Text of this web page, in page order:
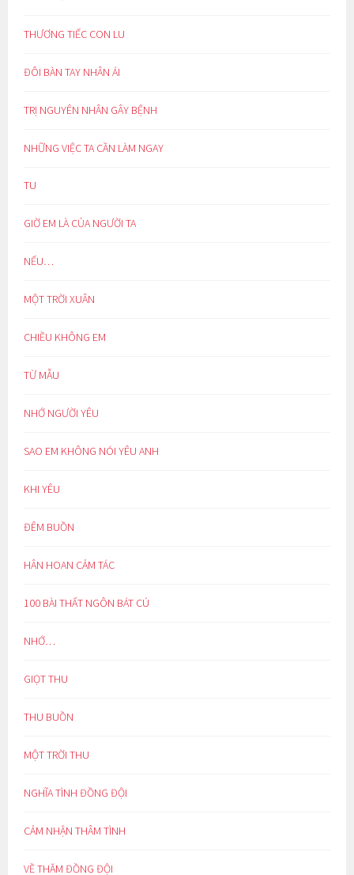
THƯƠNG TIẾC CON LU
ĐÔI BÀN TAY NHÂN ÁI
TRỊ NGUYÊN NHÂN GÂY BỆNH
NHỮNG VIỆC TA CẦN LÀM NGAY
TU
GIỜ EM LÀ CỦA NGƯỜI TA
NẾU…
MỘT TRỜI XUÂN
CHIỀU KHÔNG EM
TỪ MẪU
NHỚ NGƯỜI YÊU
SAO EM KHÔNG NÓI YÊU ANH
KHI YÊU
ĐÊM BUỒN
HÂN HOAN CẢM TÁC
100 BÀI THẤT NGÔN BÁT CÚ
NHỚ…
GIỌT THU
THU BUỒN
MỘT TRỜI THU
NGHĨA TÌNH ĐỒNG ĐỘI
CẢM NHẬN THÂM TÌNH
VỀ THĂM ĐỒNG ĐỘI